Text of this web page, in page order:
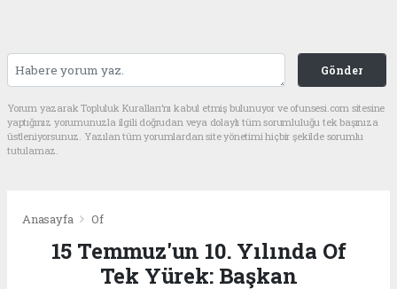
Gönder
Yorum yazarak Topluluk Kuralları’nı kabul etmiş bulunuyor ve ofunsesi.com sitesine
yaptığınız yorumunuzla ilgili doğrudan veya dolaylı tüm sorumluluğu tek başınıza
üstleniyorsunuz. Yazılan tüm yorumlardan site yönetimi hiçbir şekilde sorumlu
tutulamaz.
Anasayfa Of
15 Temmuz'un 10. Yılında Of
Tek Yürek: Başkan